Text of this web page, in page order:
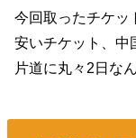
今回取ったチケッ
安いチケット、中
片道に丸々2日な